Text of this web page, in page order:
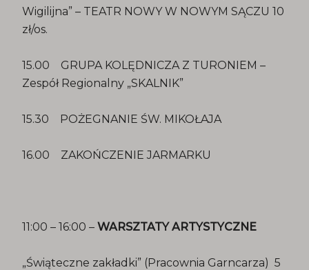
Wigilijna” – TEATR NOWY W NOWYM SĄCZU 10
zł/os.
15.00 GRUPA KOLĘDNICZA Z TURONIEM –
Zespół Regionalny „SKALNIK”
15.30 POŻEGNANIE ŚW. MIKOŁAJA
16.00 ZAKOŃCZENIE JARMARKU
11:00 – 16:00 – WARSZTATY ARTYSTYCZNE
„Świąteczne zakładki” (Pracownia Garncarza) 5